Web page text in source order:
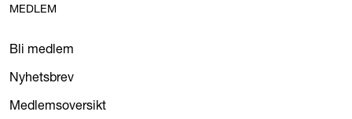
MEDLEM
Bli medlem
Nyhetsbrev
Medlemsoversikt